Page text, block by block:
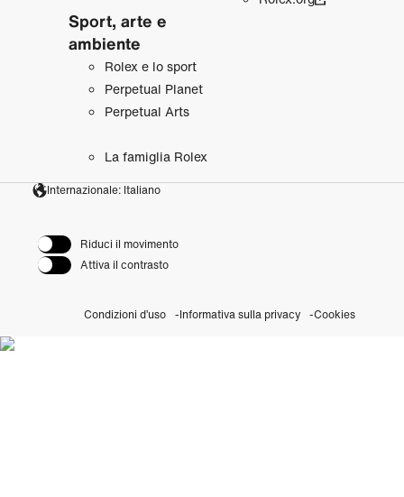
Sport, arte e
ambiente
Rolex e lo sport
Perpetual Planet
Perpetual Arts
La famiglia Rolex
Internazionale: Italiano
Riduci il movimento
Attiva il contrasto
Condizioni d’uso Informativa sulla privacy Cookies